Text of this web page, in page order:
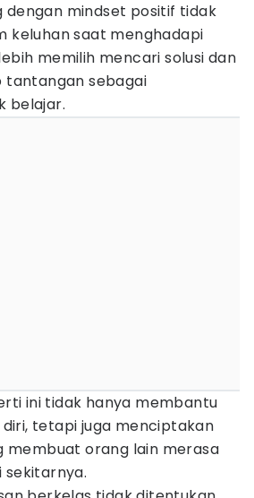
dengan mindset positif tidak
keluhan saat menghadapi
memilih mencari solusi dan
tantangan sebagai
belajar.
ini tidak hanya membantu
tetapi juga menciptakan
membuat orang lain merasa
sekitarnya.